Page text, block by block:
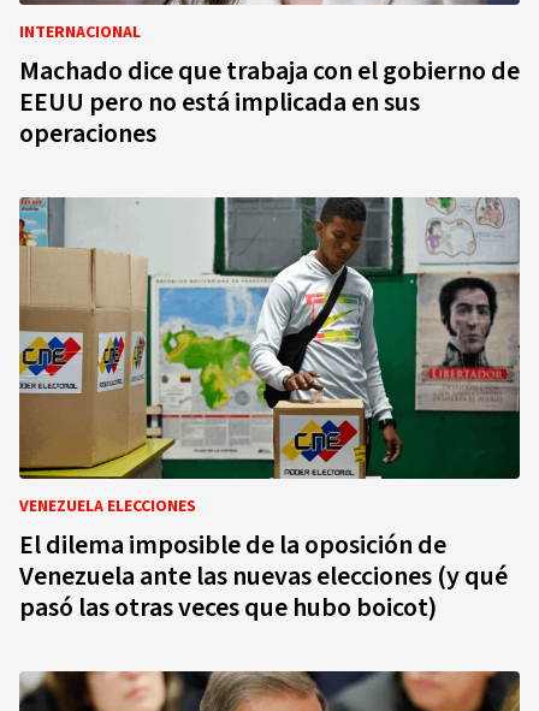
INTERNACIONAL
Machado dice que trabaja con el gobierno de
EEUU pero no está implicada en sus
operaciones
VENEZUELA ELECCIONES
El dilema imposible de la oposición de
Venezuela ante las nuevas elecciones (y qué
pasó las otras veces que hubo boicot)